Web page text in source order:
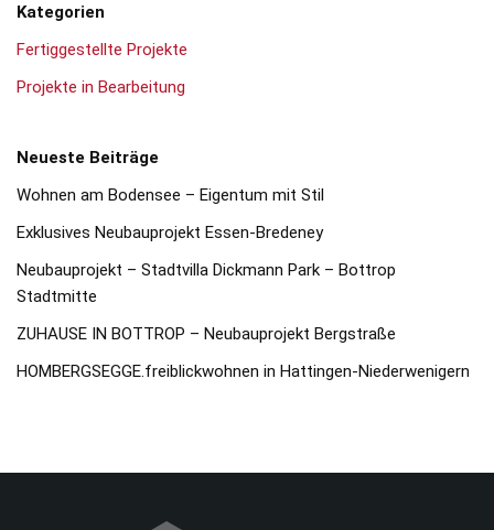
Kategorien
Fertiggestellte Projekte
Projekte in Bearbeitung
Neueste Beiträge
Wohnen am Bodensee – Eigentum mit Stil
Exklusives Neubauprojekt Essen-Bredeney
Neubauprojekt – Stadtvilla Dickmann Park – Bottrop
Stadtmitte
ZUHAUSE IN BOTTROP – Neubauprojekt Bergstraße
HOMBERGSEGGE.freiblickwohnen in Hattingen-Niederwenigern